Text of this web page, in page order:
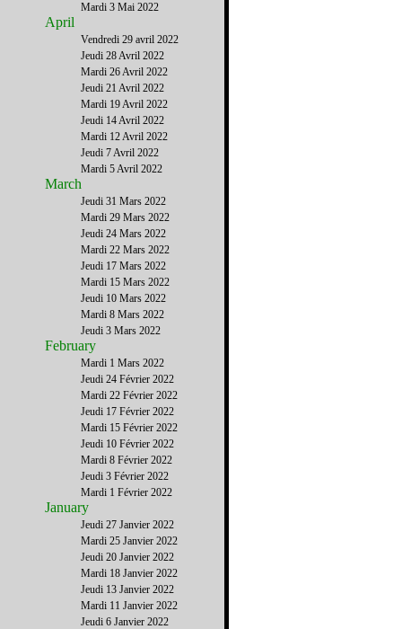
Mardi 3 Mai 2022
April
Vendredi 29 avril 2022
Jeudi 28 Avril 2022
Mardi 26 Avril 2022
Jeudi 21 Avril 2022
Mardi 19 Avril 2022
Jeudi 14 Avril 2022
Mardi 12 Avril 2022
Jeudi 7 Avril 2022
Mardi 5 Avril 2022
March
Jeudi 31 Mars 2022
Mardi 29 Mars 2022
Jeudi 24 Mars 2022
Mardi 22 Mars 2022
Jeudi 17 Mars 2022
Mardi 15 Mars 2022
Jeudi 10 Mars 2022
Mardi 8 Mars 2022
Jeudi 3 Mars 2022
February
Mardi 1 Mars 2022
Jeudi 24 Février 2022
Mardi 22 Février 2022
Jeudi 17 Février 2022
Mardi 15 Février 2022
Jeudi 10 Février 2022
Mardi 8 Février 2022
Jeudi 3 Février 2022
Mardi 1 Février 2022
January
Jeudi 27 Janvier 2022
Mardi 25 Janvier 2022
Jeudi 20 Janvier 2022
Mardi 18 Janvier 2022
Jeudi 13 Janvier 2022
Mardi 11 Janvier 2022
Jeudi 6 Janvier 2022